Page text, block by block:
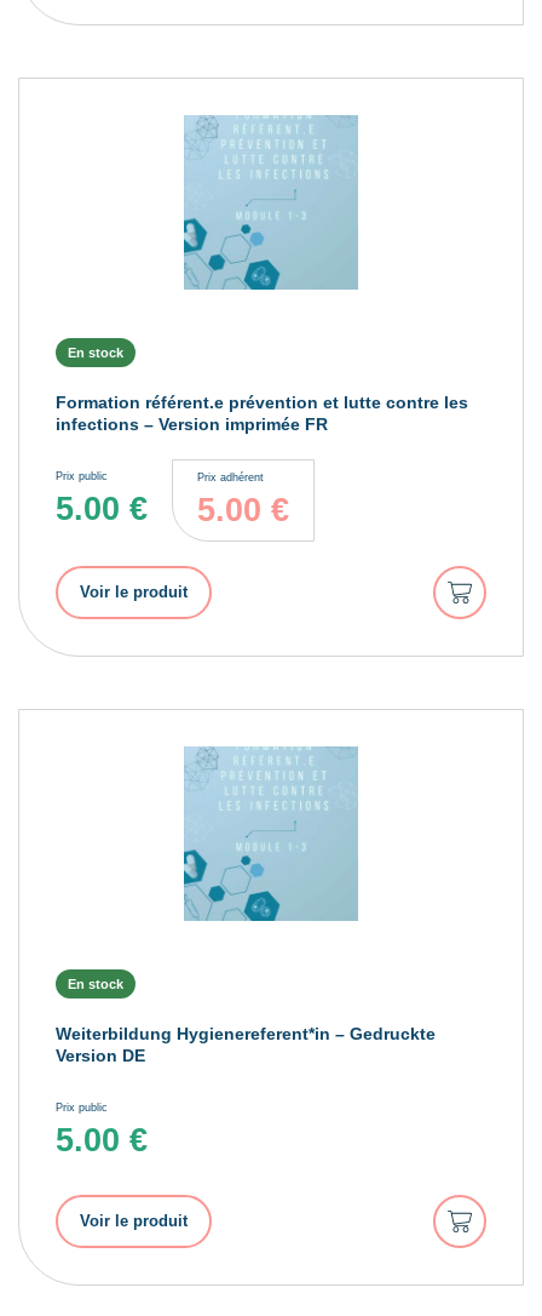
En stock
Formation référent.e prévention et lutte contre les
infections – Version imprimée FR
Prix public
5.00 €
Prix adhérent
5.00 €
Voir le produit
Ajouter
au
panier
En stock
Weiterbildung Hygienereferent*in – Gedruckte
Version DE
Prix public
5.00 €
Voir le produit
Ajouter
au
panier